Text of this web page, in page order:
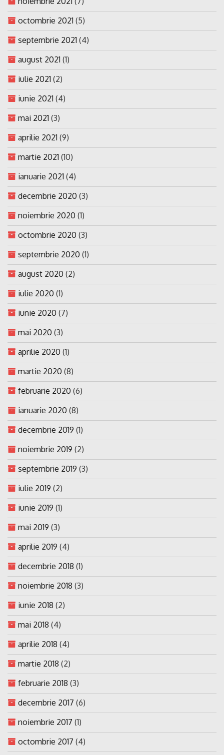
octombrie 2021 (5)
septembrie 2021 (4)
august 2021 (1)
iulie 2021 (2)
iunie 2021 (4)
mai 2021 (3)
aprilie 2021 (9)
martie 2021 (10)
ianuarie 2021 (4)
decembrie 2020 (3)
noiembrie 2020 (1)
octombrie 2020 (3)
septembrie 2020 (1)
august 2020 (2)
iulie 2020 (1)
iunie 2020 (7)
mai 2020 (3)
aprilie 2020 (1)
martie 2020 (8)
februarie 2020 (6)
ianuarie 2020 (8)
decembrie 2019 (1)
noiembrie 2019 (2)
septembrie 2019 (3)
iulie 2019 (2)
iunie 2019 (1)
mai 2019 (3)
aprilie 2019 (4)
decembrie 2018 (1)
noiembrie 2018 (3)
iunie 2018 (2)
mai 2018 (4)
aprilie 2018 (4)
martie 2018 (2)
februarie 2018 (3)
decembrie 2017 (6)
noiembrie 2017 (1)
octombrie 2017 (4)